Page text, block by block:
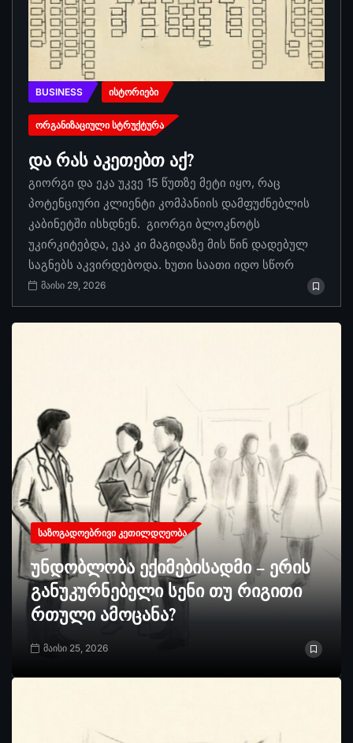
BUSINESS ᲘᲡᲢᲝᲠᲘᲔᲑᲘ
ᲝᲠᲒᲐᲜᲘᲖᲐᲪᲘᲣᲚᲘ ᲡᲢᲠᲣᲥᲢᲣᲠᲐ
და რას აკეთებთ აქ?
გიორგი და ეკა უკვე 15 წუთზე მეტი იყო, რაც
პოტენციური კლიენტი კომპანიის დამფუძნებლის
კაბინეტში ისხდნენ. გიორგი ბლოკნოტს
უკირკიტებდა, ეკა კი მაგიდაზე მის წინ დადებულ
საგნებს აკვირდებოდა. ხუთი საათი იდო სწორ
მაისი 29, 2026
ᲡᲐᲖᲝᲒᲐᲓᲝᲔᲑᲠᲘᲕᲘ ᲙᲔᲗᲘᲚᲓᲦᲔᲝᲑᲐ
უნდობლობა ექიმებისადმი – ერის
განუკურნებელი სენი თუ რიგითი
რთული ამოცანა?
მაისი 25, 2026